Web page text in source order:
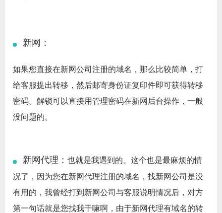
新网：
如果您直接在新网公司注册的域名，那么比较简单，打
给客服提出转移，然后邮寄身份证复印件即可获得转移
密码。解锁可以直接用管理密码在新网后台操作，一般
没问题的。
新网代理： 也就是我遇到的。这个也是最麻烦的情
况了，因为您在新网代理注册的域名，找新网公司是没
有用的，我曾经打到新网公司与客服说明情况后，对方
第一句话就是您找我干嘛啊，由于新网代理有域名的转